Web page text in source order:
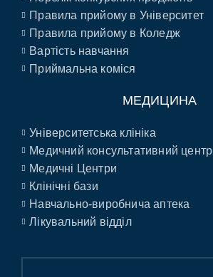
Правила прийому в Університет
Правила прийому в Коледж
Вартість навчання
Приймальна коміся
МЕДИЦИНА
Університетська клініка
Медичний консультативний центр
Медичні Центри
Клінічні бази
Навчально-виробнича аптека
Лікувальний відділ